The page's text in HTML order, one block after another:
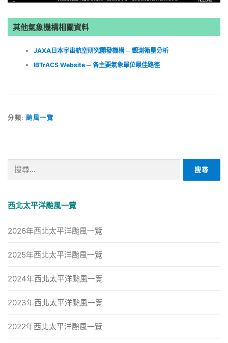
其他氣象機構相關資料
JAXA日本宇宙航空研究開發機構 ─ 觀測衛星分析
IBTrACS Website ─ 各主要氣象單位最佳路徑
分類: 颱風一覽
字:
西北太平洋颱風一覽
2026年西北太平洋颱風一覽
2025年西北太平洋颱風一覽
2024年西北太平洋颱風一覽
2023年西北太平洋颱風一覽
2022年西北太平洋颱風一覽